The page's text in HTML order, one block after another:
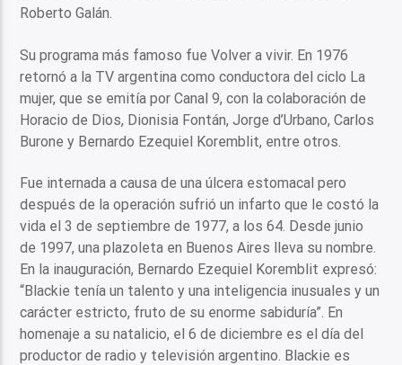
Roberto Galán.
Su programa más famoso fue Volver a vivir. En 1976
retornó a la TV argentina como conductora del ciclo La
mujer, que se emitía por Canal 9, con la colaboración de
Horacio de Dios, Dionisia Fontán, Jorge d’Urbano, Carlos
Burone y Bernardo Ezequiel Koremblit, entre otros.
Fue internada a causa de una úlcera estomacal pero
después de la operación sufrió un infarto que le costó la
vida el 3 de septiembre de 1977, a los 64. Desde junio
de 1997, una plazoleta en Buenos Aires lleva su nombre.
En la inauguración, Bernardo Ezequiel Koremblit expresó:
“Blackie tenía un talento y una inteligencia inusuales y un
carácter estricto, fruto de su enorme sabiduría”. En
homenaje a su natalicio, el 6 de diciembre es el día del
productor de radio y televisión argentino. Blackie es